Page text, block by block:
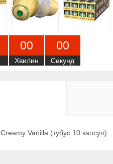
00
Хвилин
00
Секунд
Creamy Vanilla (тубус 10 капсул)